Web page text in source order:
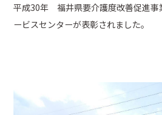
平成30年 福井県要介護度改善促進事
ービスセンターが表彰されました。